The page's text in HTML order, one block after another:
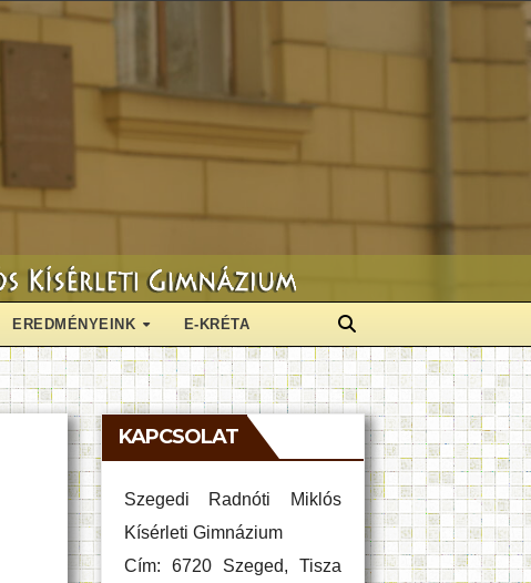
EREDMÉNYEINK E-KRÉTA
KAPCSOLAT
Szegedi Radnóti Miklós
Kísérleti Gimnázium
Cím: 6720 Szeged, Tisza